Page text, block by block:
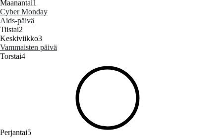
Maanantai1
Cyber Monday
Aids‑päivä
Tiistai2
Keskiviikko3
Vammaisten päivä
Torstai4
Perjantai5